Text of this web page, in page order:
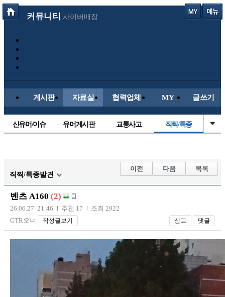
커뮤니티 사이버매장
게시판 자료실 협력업체 MY 글쓰기
신유머/이슈 유머게시판 교통사고 직찍/특종
자유사진 군사/무기
트럭/버스 항공/해운/철도
장착시공사진
직찍/특종발견
이전 다음 목록
벤츠 A160 (2)
26.06.27 21:46 추천 17
조회 2922
GTR오너
작성글보기 신고 댓글